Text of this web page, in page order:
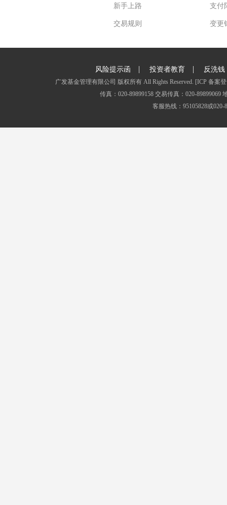
新手上路
交易规则
支付
变更
风险提示函 | 投资者教育 | 反洗钱
广发基金管理有限公司 版权所有 All Rights Reserved. [ICP 备案
传真：020-89899158 交易传真：020-
客服热线：95105828或020-